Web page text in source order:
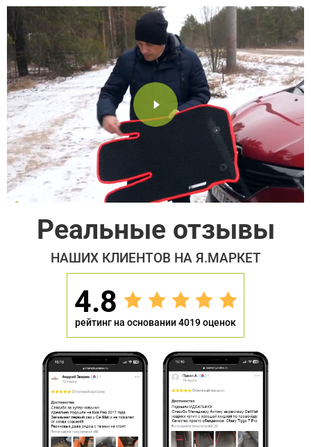
Реальные отзывы
НАШИХ КЛИЕНТОВ НА Я.МАРКЕТ
4.8
рейтинг на основании 4019 оценок